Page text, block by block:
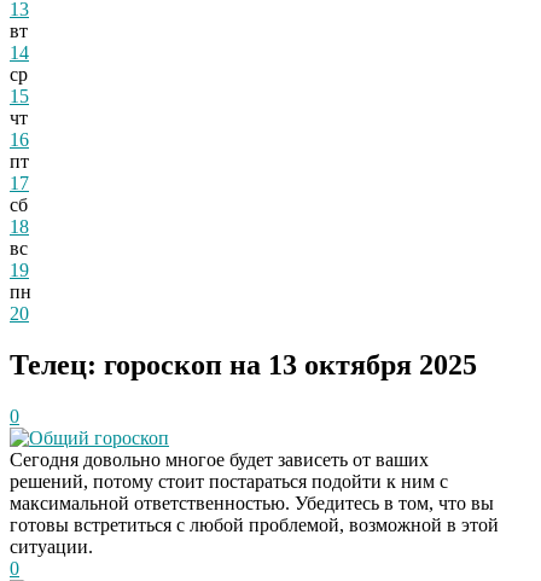
13
вт
14
ср
15
чт
16
пт
17
сб
18
вс
19
пн
20
Телец: гороскоп на 13 октября 2025
0
Общий гороскоп
Сегодня довольно многое будет зависеть от ваших
решений, потому стоит постараться подойти к ним с
максимальной ответственностью. Убедитесь в том, что вы
готовы встретиться с любой проблемой, возможной в этой
ситуации.
0